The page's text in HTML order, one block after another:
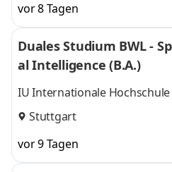
vor 8 Tagen
Duales Studium BWL -
al Intelligence (B.A.)
IU Internationale Hochschule
Stuttgart
vor 9 Tagen